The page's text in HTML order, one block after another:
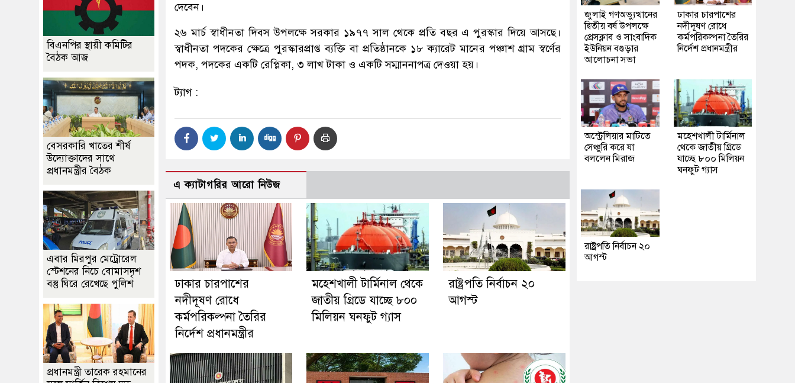
দেবেন।
২৬ মার্চ স্বাধীনতা দিবস উপলক্ষে সরকার ১৯৭৭ সাল থেকে প্রতি বছর এ পুরস্কার দিয়ে আসছে।
স্বাধীনতা পদকের ক্ষেত্রে পুরস্কারপ্রাপ্ত ব্যক্তি বা প্রতিষ্ঠানকে ১৮ ক্যারেট মানের পঞ্চাশ গ্রাম স্বর্ণের
পদক, পদকের একটি রেপ্লিকা, ৩ লাখ টাকা ও একটি সম্মাননাপত্র দেওয়া হয়।
ট্যাগ :
এ ক্যাটাগরির আরো নিউজ
ঢাকার চারপাশের
নদীদূষণ রোধে
কর্মপরিকল্পনা তৈরির
নির্দেশ প্রধানমন্ত্রীর
মহেশখালী টার্মিনাল থেকে
জাতীয় গ্রিডে যাচ্ছে ৮০০
মিলিয়ন ঘনফুট গ্যাস
রাষ্ট্রপতি নির্বাচন ২০
আগস্ট
বিএনপির স্থায়ী কমিটির
বৈঠক আজ
বেসরকারি খাতের শীর্ষ
উদ্যোক্তাদের সাথে
প্রধানমন্ত্রীর বৈঠক
এবার মিরপুর মেট্রোরেল
স্টেশনের নিচে বোমাসদৃশ
বস্তু ঘিরে রেখেছে পুলিশ
প্রধানমন্ত্রী তারেক রহমানের
জুলাই গণঅভ্যুত্থানের
দ্বিতীয় বর্ষ উপলক্ষে
প্রেসক্লাব ও সাংবাদিক
ইউনিয়ন বগুড়ার
আলোচনা সভা
ঢাকার চারপাশের
নদীদূষণ রোধে
কর্মপরিকল্পনা তৈরির
নির্দেশ প্রধানমন্ত্রীর
অস্ট্রেলিয়ার মাটিতে
সেঞ্চুরি করে যা
বললেন মিরাজ
মহেশখালী টার্মিনাল
থেকে জাতীয় গ্রিডে
যাচ্ছে ৮০০ মিলিয়ন
ঘনফুট গ্যাস
রাষ্ট্রপতি নির্বাচন ২০
আগস্ট